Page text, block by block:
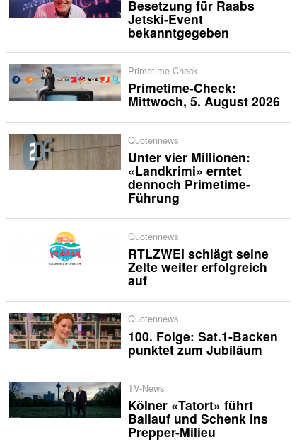
Besetzung für Raabs
Jetski-Event
bekanntgegeben
Primetime-Check
Primetime-Check:
Mittwoch, 5. August 2026
Quotennews
Unter vier Millionen:
«Landkrimi» erntet
dennoch Primetime-
Führung
Quotennews
RTLZWEI schlägt seine
Zelte weiter erfolgreich
auf
Quotennews
100. Folge: Sat.1-Backen
punktet zum Jubiläum
TV-News
Kölner «Tatort» führt
Ballauf und Schenk ins
Prepper-Milieu